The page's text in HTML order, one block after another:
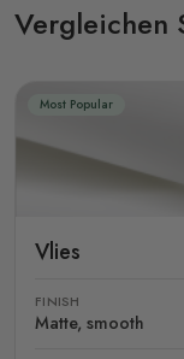
Vergleichen
Most Popular
Vlies
FINISH
Matte, smooth